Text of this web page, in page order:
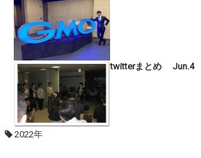
twitterまとめ Jun.4
2022年